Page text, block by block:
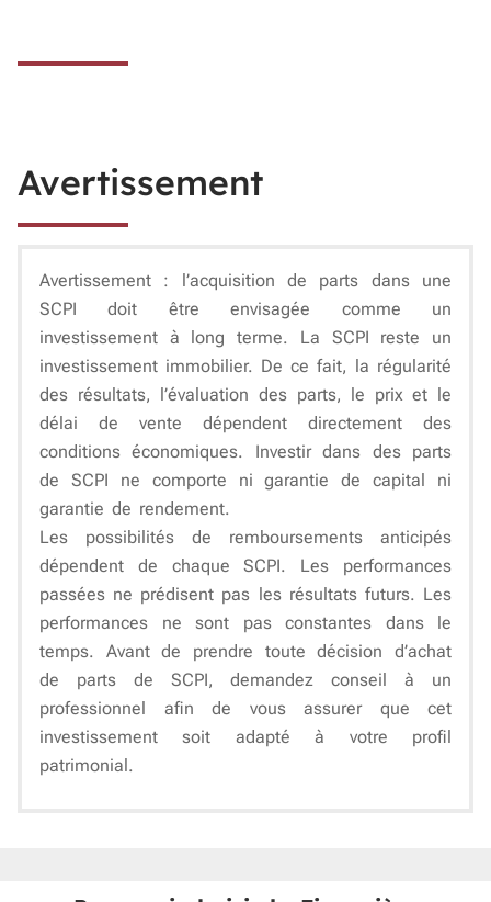
Avertissement
Avertissement : l’acquisition de parts dans une
SCPI doit être envisagée comme un
investissement à long terme. La SCPI reste un
investissement immobilier. De ce fait, la régularité
des résultats, l’évaluation des parts, le prix et le
délai de vente dépendent directement des
conditions économiques. Investir dans des parts
de SCPI ne comporte ni garantie de capital ni
garantie de rendement.
Les possibilités de remboursements anticipés
dépendent de chaque SCPI. Les performances
passées ne prédisent pas les résultats futurs. Les
performances ne sont pas constantes dans le
temps. Avant de prendre toute décision d’achat
de parts de SCPI, demandez conseil à un
professionnel afin de vous assurer que cet
investissement soit adapté à votre profil
patrimonial.